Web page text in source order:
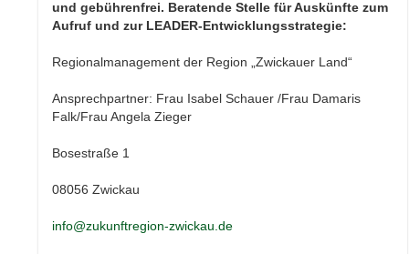
und gebührenfrei. Beratende Stelle für Auskünfte zum
Aufruf und zur LEADER-Entwicklungsstrategie:
Regionalmanagement der Region „Zwickauer Land“
Ansprechpartner: Frau Isabel Schauer /Frau Damaris
Falk/Frau Angela Zieger
Bosestraße 1
08056 Zwickau
info@zukunftregion-zwickau.de